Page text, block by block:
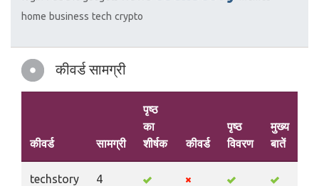
home business tech crypto
कीवर्ड सामग्री
कीवर्ड सामग्री
पृष्ठ
का
शीर्षक
कीवर्ड
पृष्ठ
विवरण
मुख्य
बातें
techstory 4